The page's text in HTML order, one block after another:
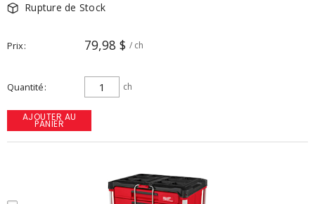
Rupture de Stock
Prix 79,98 $ / ch
Quantité ch
AJOUTER AU
PANIER